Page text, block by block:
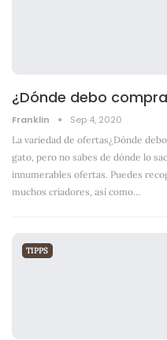
¿Dónde debo
Franklin Sep 4, 2020
La variedad de ofertas¿Dónde
gato, pero no sabes de dónde lo
innumerables ofertas. Puedes
muchos criadores, así como…
TIPPS